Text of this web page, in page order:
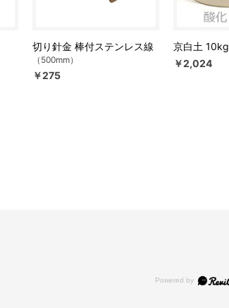
切り針金 棒付ステンレス線
（500mm）
￥275
京白土 10kg
￥2,024